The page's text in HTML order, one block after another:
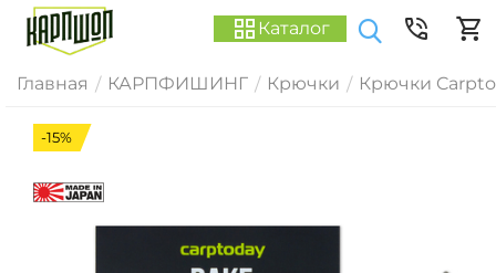
Каталог
Главная / КАРПФИШИНГ / Крючки / Крючки
-15%